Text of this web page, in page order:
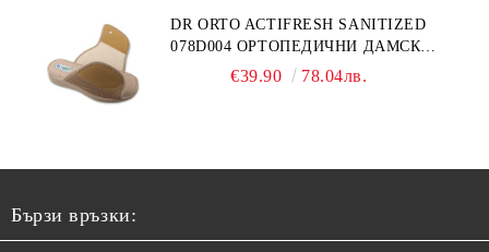
DR ORTO ACTIFRESH SANITIZED
078D004 ОРТОПЕДИЧНИ ДАМСКИ
ЧЕХЛИ ЗА МНОГО ОТЕКЪЛ КРАК,
€39.90 78.04лв.
Бързи връзки: